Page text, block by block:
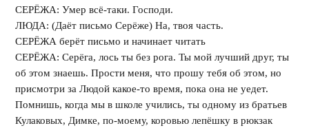
СЕРЁЖА: Умер всё-таки. Господи.
ЛЮДА: (Даёт письмо Серёже) На, твоя часть.
СЕРЁЖА берёт письмо и начинает читать
СЕРЁЖА: Серёга, лось ты без рога. Ты мой лучший друг, ты
об этом знаешь. Прости меня, что прошу тебя об этом, но
присмотри за Людой какое-то время, пока она не уедет.
Помнишь, когда мы в школе учились, ты одному из братьев
Кулаковых, Димке, по-моему, коровью лепёшку в рюкзак